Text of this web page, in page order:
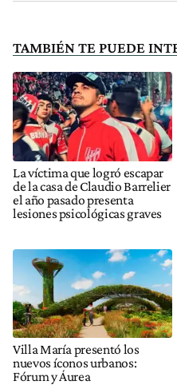
TAMBIÉN TE PUEDE
La víctima que logró escapar
de la casa de Claudio Barrelier
el año pasado presenta
lesiones psicológicas graves
Villa María presentó los
nuevos íconos urbanos:
Fórum y Áurea